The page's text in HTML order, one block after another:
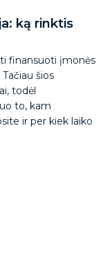
ką rinktis
finansuoti įmonės
šios
todėl
to, kam
ir per kiek laiko